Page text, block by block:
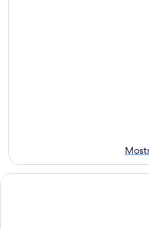
ago
8
ago
de
semana,
Wyndham Quito Airport